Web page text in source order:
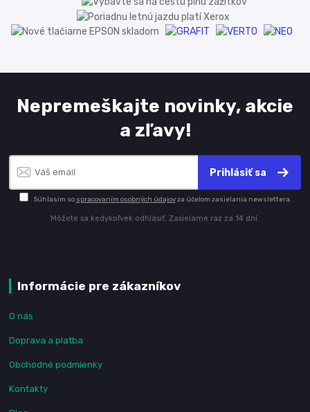
Nepremeškajte novinky, akcie
a zľavy!
Prihlásiť sa
Súhlasím so spracovaním osobných údajovza účelom zasielania newslettera.
Môžete sa kedykoľvek odhlásiť. Zasielame raz za 14 dní.
Informácie pre zákazníkov
O nás
Doprava a platba
Obchodné podmienky
Kontakty